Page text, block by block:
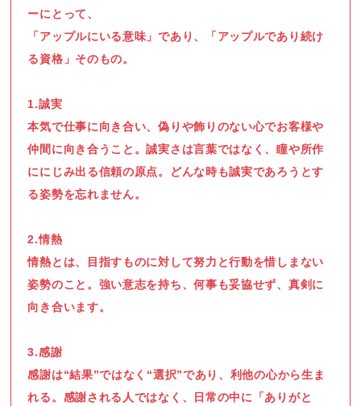
ーにとって、
「アップルにいる意味」であり、「アップルであり続け
る資格」そのもの。
1.誠実
本気で仕事に向き合い、偽りや飾りのない心でお客様や
仲間に向き合うこと。誠実さは言葉ではなく、瞳や所作
ににじみ出る信頼の原点。どんな時も誠実であろうとす
る姿勢を忘れません。
2.情熱
情熱とは、目指すものに対して努力と行動を惜しまない
姿勢のこと。強い意志を持ち、何事も妥協せず、真剣に
向き合います。
3.感謝
感謝は“結果”ではなく“選択”であり、利他の心から生ま
れる。感謝される人ではなく、日常の中に「ありがと